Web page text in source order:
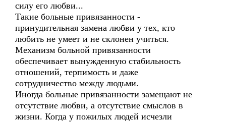
силу его любви...
Такие больные привязанности -
принудительная замена любви у тех, кто
любить не умеет и не склонен учиться.
Механизм больной привязанности
обеспечивает вынужденную стабильность
отношений, терпимость и даже
сотрудничество между людьми.
Иногда больные привязанности замещают не
отсутствие любви, а отсутствие смыслов в
жизни. Когда у пожилых людей исчезли